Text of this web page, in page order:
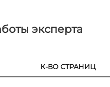
эксперта
К-ВО СТРАНИЦ